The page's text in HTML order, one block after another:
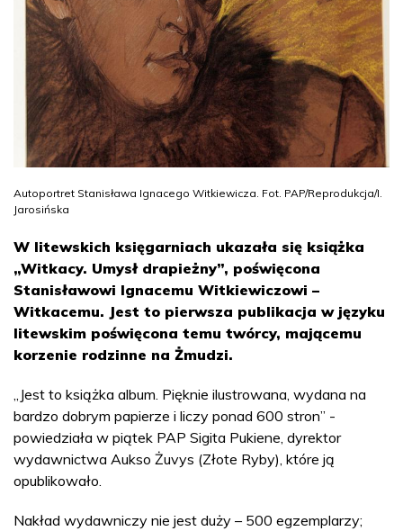
Autoportret Stanisława Ignacego Witkiewicza. Fot. PAP/Reprodukcja/I.
Jarosińska
W litewskich księgarniach ukazała się książka
„Witkacy. Umysł drapieżny”, poświęcona
Stanisławowi Ignacemu Witkiewiczowi –
Witkacemu. Jest to pierwsza publikacja w języku
litewskim poświęcona temu twórcy, mającemu
korzenie rodzinne na Żmudzi.
„Jest to książka album. Pięknie ilustrowana, wydana na
bardzo dobrym papierze i liczy ponad 600 stron” -
powiedziała w piątek PAP Sigita Pukiene, dyrektor
wydawnictwa Aukso Żuvys (Złote Ryby), które ją
opublikowało.
Nakład wydawniczy nie jest duży – 500 egzemplarzy;